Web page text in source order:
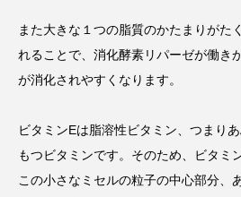
また大きな１つの脂質のかたまりがた
れることで、消化酵素リパーゼが働き
が消化されやすくなります。
ビタミンEは脂溶性ビタミン、つまり
もつビタミンです。そのため、ビタミ
この小さなミセルの粒子の中心部分、